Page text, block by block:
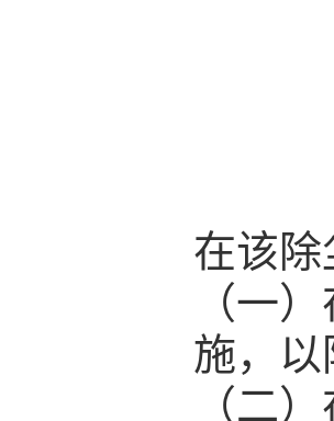
在该
（一
施，
（二